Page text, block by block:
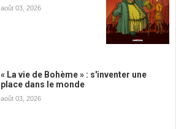
août 03, 2026
« La vie de Bohème » : s'inventer une
place dans le monde
août 03, 2026